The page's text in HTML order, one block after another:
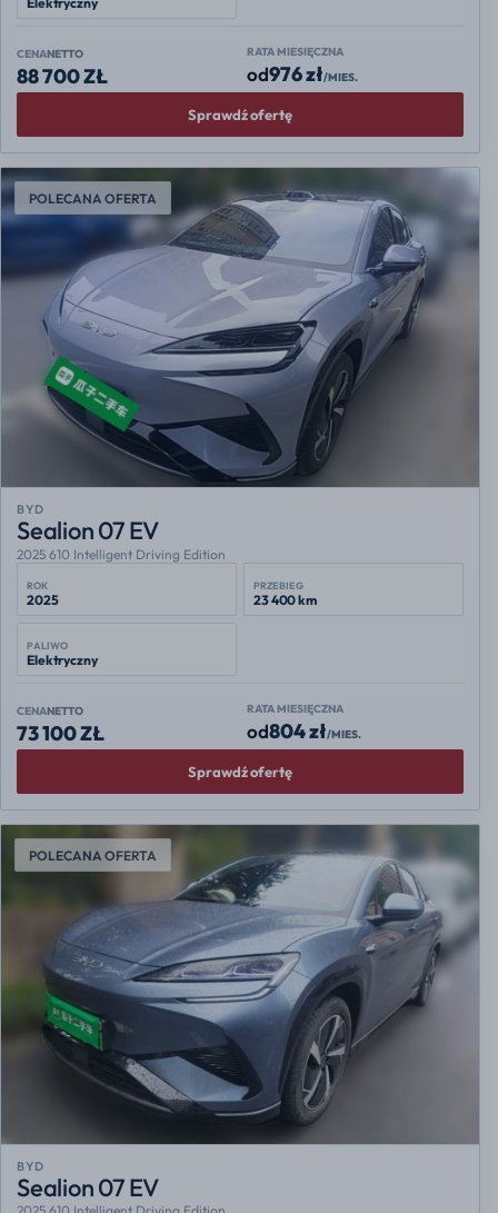
CENANETTO
88 700 ZŁ
RATA MIESIĘCZNA
od976 zł/MIES.
Sprawdź ofertę
POLECANA OFERTA
BYD
Sealion 07 EV
2025 610 Intelligent Driving Edition
ROK
2025
PRZEBIEG
23 400 km
PALIWO
Elektryczny
CENANETTO
73 100 ZŁ
RATA MIESIĘCZNA
od804 zł/MIES.
Sprawdź ofertę
POLECANA OFERTA
BYD
Sealion 07 EV